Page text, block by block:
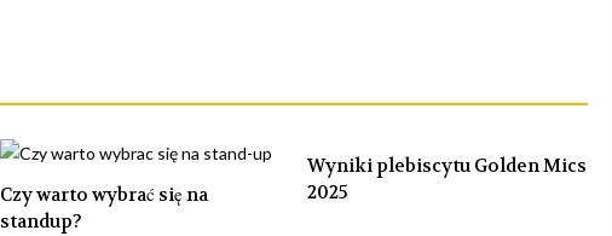
Czy warto wybrać się na
standup?
Wyniki plebiscytu Golden Mics
2025